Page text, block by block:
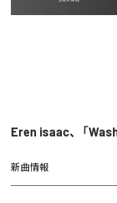
Eren isaac、「
新曲情報